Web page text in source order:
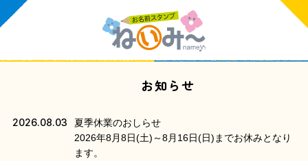
お知らせ
2026.08.03
夏季休業のおしらせ
2026年8月8日(土)～8月16日(日)までお休みとなり
ます。